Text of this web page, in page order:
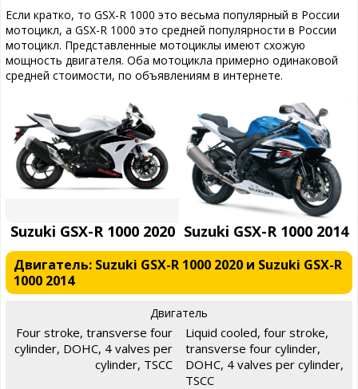
Если кратко, то GSX-R 1000 это весьма популярный в России
мотоцикл, а GSX-R 1000 это средней популярности в России
мотоцикл. Представленные мотоциклы имеют схожую
мощность двигателя. Оба мотоцикла примерно одинаковой
средней стоимости, по объявлениям в интернете.
Suzuki GSX-R 1000 2020 Suzuki GSX-R 1000 2014
Двигатель: Suzuki GSX-R 1000 2020 и Suzuki GSX-R
1000 2014
Двигатель
Four stroke, transverse four
cylinder, DOHC, 4 valves per
cylinder, TSCC
Liquid cooled, four stroke,
transverse four cylinder,
DOHC, 4 valves per cylinder,
TSCC